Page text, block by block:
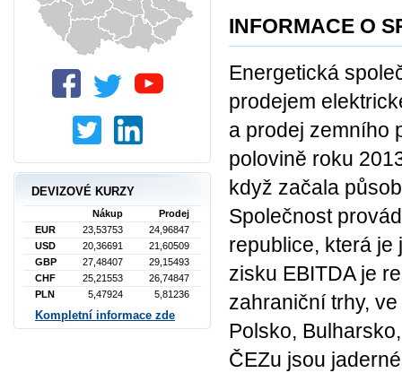
INFORMACE O
Energetická
prodejem
a prodej zemního
polovině roku
když začala
Společnost
republice, která je
zisku EBITDA je
zahraniční trhy,
Polsko,
ČEZu jsou
DEVIZOVÉ KURZY
Nákup
Prodej
EUR
23,53753
24,96847
USD
20,36691
21,60509
GBP
27,48407
29,15493
CHF
25,21553
26,74847
PLN
5,47924 5,81236
Kompletní informace zde